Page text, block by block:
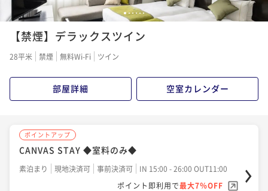
ポイントアップ
【連泊割引 CANVAS STAY】 ◆室料のみ◆
素泊まり 現地決済可 事前決済可
IN 15:00 - 26:00 OUT11:00
ポイント即利用で
1名 ¥ 36,409 ~
1 23456
【禁煙】デラックスツイン
28平米 禁煙 無料Wi-Fi ツイン
部屋詳細 空室カレンダー
ポイントアップ
CANVAS STAY ◆室料のみ◆
素泊まり 現地決済可 事前決済可
IN 15:00 - 26:00 OUT11:00
ポイント即利用で最大7％OFF